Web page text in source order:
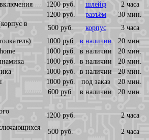
1200 руб. шлейф
2 часа
1200 руб. разъём
30 мин.
в
500 руб. корпус
3 часа
1000 руб. в наличии
20 мин.
1000 руб. в наличии
20 мин.
1000 руб. в наличии
20 мин.
1000 руб. в наличии
20 мин.
1000 руб. под заказ
20 мин.
600 руб. в наличии 20 мин.
1200 руб.
2 часа
500 руб. 2 часа